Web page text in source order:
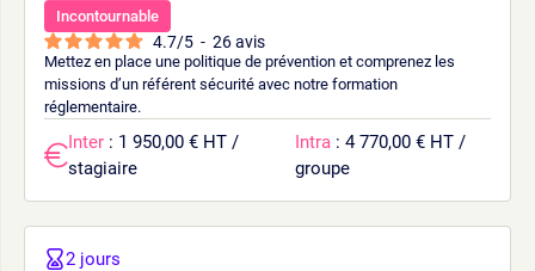
Incontournable
4.7/5 - 26avis
Mettez en place une politique de prévention et comprenez les
missions d’un référent sécurité avec notre formation
réglementaire.
Inter : 1 950,00 € HT /
stagiaire
Intra : 4 770,00 € HT /
groupe
2 jours